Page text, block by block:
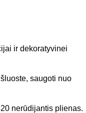
ir dekoratyvinei
saugoti nuo
nerūdijantis plienas.